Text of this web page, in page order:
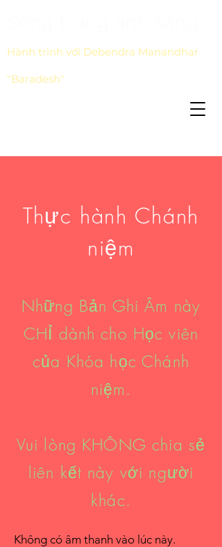
Hành trình với Debendra Manandhar
"Baradesh"
Thực hành Chánh
niệm
Những Bản Ghi Âm này
CHỈ dành cho Học viên
của Khóa học Chánh
niệm.
Vui lòng KHÔNG chia sẻ
liên kết này với người
khác.
Không có âm thanh vào lúc này.